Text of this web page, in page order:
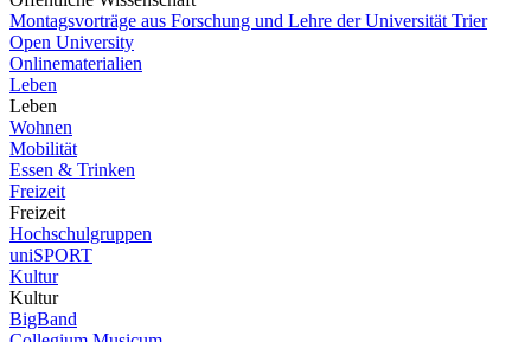
Montagsvorträge aus Forschung und Lehre der Universität Trier
Open University
Onlinematerialien
Leben
Leben
Wohnen
Mobilität
Essen & Trinken
Freizeit
Freizeit
Hochschulgruppen
uniSPORT
Kultur
Kultur
BigBand